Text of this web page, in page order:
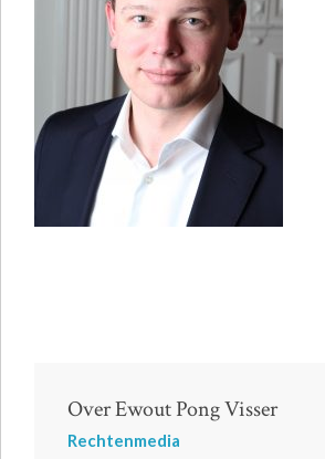
Over Ewout Pong Visser
Rechtenmedia